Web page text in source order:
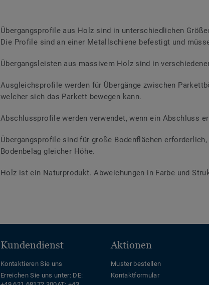
Übergangsprofile aus Holz sind in unterschiedlichen
Die Profile sind an einer Metallschiene befestigt und
Übergangsleisten aus massivem Holz sind in
Ausgleichsprofile werden für Übergänge zwischen
welcher sich das Parkett bewegen kann.
Abschlussprofile werden verwendet, wenn ein Abschluss
Übergangsprofile sind für große Bodenflächen
Bodenbelag gleicher Höhe.
Holz ist ein Naturprodukt. Abweichungen in Farbe und
Kundendienst
Kontaktieren Sie uns
Erreichen Sie uns unter: DE:
Aktionen
Muster bestellen
Kontaktformular